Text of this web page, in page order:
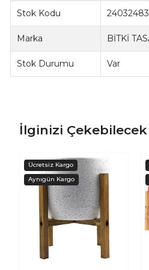
Stok Kodu
Marka BİTKİ
Stok Durumu Var
İlginizi